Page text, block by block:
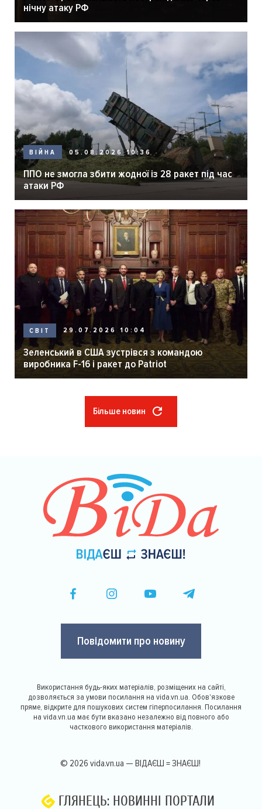
нічну атаку РФ
ВІЙНА 05.08.2026 10:36
ППО не змогла збити жодної із 28 ракет під час
атаки РФ
СВІТ 29.07.2026 10:04
Зеленський в США зустрівся з командою
виробника F-16 і ракет до Patriot
Більше новин
Повідомити про новину
Використання будь-яких матеріалів, розміщених на сайті,
дозволяється за умови посилання на vida.vn.ua. Обов'язкове
пряме, відкрите для пошукових систем гіперпосилання. Посилання
на vida.vn.ua має бути вказано незалежно від повного або
часткового використання матеріалів.
© 2026 vida.vn.ua — ВІДАЄШ = ЗНАЄШ!
ГЛЯНЕЦЬ: НОВИННІ ПОРТАЛИ